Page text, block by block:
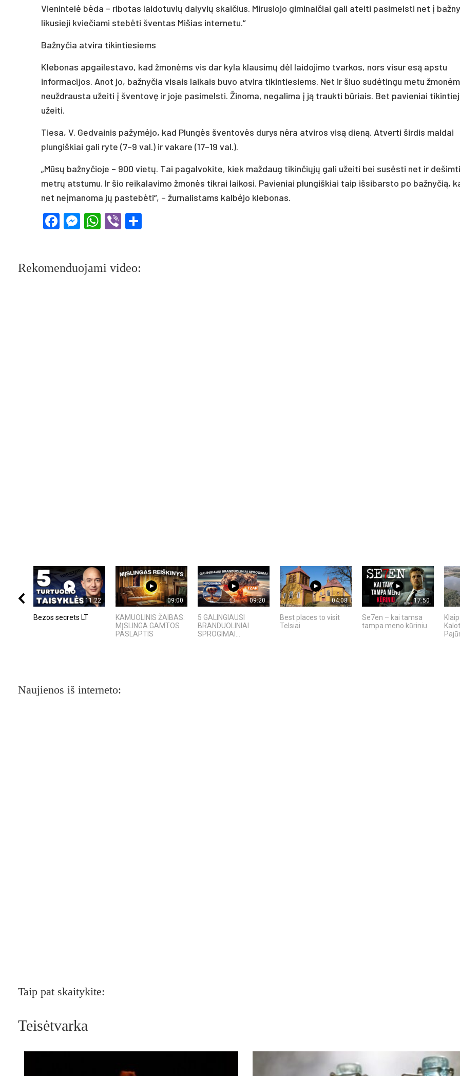
Vienintelė bėda – ribotas laidotuvių dalyvių skaičius. Mirusiojo giminaičiai gali ateiti pasimelsti net į
likusieji kviečiami stebėti šventas Mišias internetu.“
Bažnyčia atvira tikintiesiems
Klebonas apgailestavo, kad žmonėms vis dar kyla klausimų dėl laidojimo tvarkos, nors visur esą apstu
informacijos. Anot jo, bažnyčia visais laikais buvo atvira tikintiesiems. Net ir šiuo sudėtingu metu
neuždrausta užeiti į šventovę ir joje pasimelsti. Žinoma, negalima į ją traukti būriais. Bet pavieniai
užeiti.
Tiesa, V. Gedvainis pažymėjo, kad Plungės šventovės durys nėra atviros visą dieną. Atverti širdis maldai
plungiškiai gali ryte (7–9 val.) ir vakare (17–19 val.).
„Mūsų bažnyčioje – 900 vietų. Tai pagalvokite, kiek maždaug tikinčiųjų gali užeiti bei susėsti net ir
metrų atstumu. Ir šio reikalavimo žmonės tikrai laikosi. Pavieniai plungiškiai taip išsibarsto po bažnyčią,
net neįmanoma jų pastebėti“, – žurnalistams kalbėjo klebonas.
Facebook
Messenger
WhatsApp
Viber
Rekomenduojami video:
11:22
Bezos secrets LT
09:00
KAMUOLINIS ŽAIBAS:
MĮSLINGA GAMTOS
PASLAPTIS
09:20
5 GALINGIAUSI
BRANDUOLINIAI
SPROGIMAI...
04:08
Best places to visit
Telsiai
17:50
Se7en – kai tamsa
tampa meno kūriniu
Naujienos iš interneto:
Taip pat skaitykite:
Teisėtvarka